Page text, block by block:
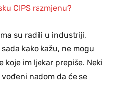
CIPS razmjenu?
su radili u industriji,
kako kažu, ne mogu
koje im ljekar prepiše. Neki
nadom da će se